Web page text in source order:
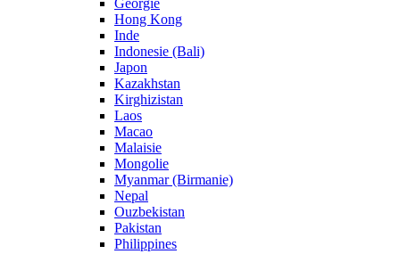
Georgie
Hong Kong
Inde
Indonesie (Bali)
Japon
Kazakhstan
Kirghizistan
Laos
Macao
Malaisie
Mongolie
Myanmar (Birmanie)
Nepal
Ouzbekistan
Pakistan
Philippines